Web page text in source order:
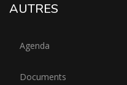
AUTRES
Agenda
Documents